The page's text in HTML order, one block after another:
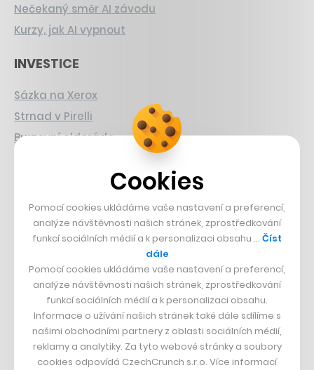
Nečekaný směr AI závodu
Kurzy, jak AI vypnout
INVESTICE
Sázka na Xerox
Strnad v Pirelli
Burzovní eldorádo
PŘÍBĚHY Z GASTRA
Boční projekt, co se zvrtnul
Francouzský šéfkuchař na Šumavě
Dva golfisti, co pečou
DESIGN
Bomma není tichá
Originální hodinky
Nábytek z betonu
Cookies
Pomocí cookies ukládáme vaše nastavení a preferencí,
analýze návštěvnosti našich stránek, zprostředkování
funkcí sociálních médií a k personalizaci obsahu … Číst
dále
Pomocí cookies ukládáme vaše nastavení a preferencí,
analýze návštěvnosti našich stránek, zprostředkování
funkcí sociálních médií a k personalizaci obsahu.
Informace o užívání našich stránek také dále sdílíme s
našimi obchodními partnery z oblasti sociálních médií,
reklamy a analytiky. Za tyto webové stránky a soubory
cookies odpovídá CzechCrunch s.r.o. Více informací